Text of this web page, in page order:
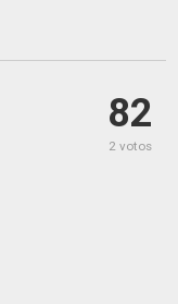
82
2 votos